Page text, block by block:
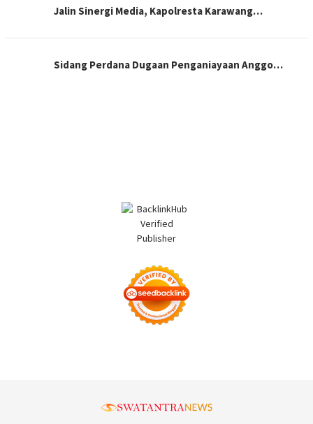
Jalin Sinergi Media, Kapolresta Karawang…
Sidang Perdana Dugaan Penganiayaan Anggo…